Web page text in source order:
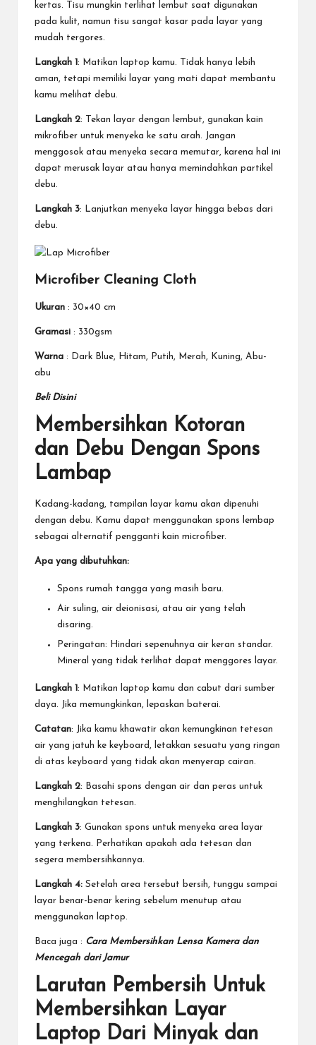
kertas. Tisu mungkin terlihat lembut saat digunakan
pada kulit, namun tisu sangat kasar pada layar yang
mudah tergores.
Langkah 1 : Matikan laptop kamu. Tidak hanya lebih
aman, tetapi memiliki layar yang mati dapat membantu
kamu melihat debu.
Langkah 2: Tekan layar dengan lembut, gunakan kain
mikrofiber untuk menyeka ke satu arah. Jangan
menggosok atau menyeka secara memutar, karena hal ini
dapat merusak layar atau hanya memindahkan partikel
debu.
Langkah 3: Lanjutkan menyeka layar hingga bebas dari
debu.
Microfiber Cleaning Cloth
Ukuran : 30×40 cm
Gramasi : 330gsm
Warna : Dark Blue, Hitam, Putih, Merah, Kuning, Abu-
abu
Beli Disini
Membersihkan Kotoran
dan Debu Dengan Spons
Lambap
Kadang-kadang, tampilan layar kamu akan dipenuhi
dengan debu. Kamu dapat menggunakan spons lembap
sebagai alternatif pengganti kain microfiber.
Apa yang dibutuhkan:
Spons rumah tangga yang masih baru.
Air suling, air deionisasi, atau air yang telah
disaring.
Peringatan: Hindari sepenuhnya air keran standar.
Mineral yang tidak terlihat dapat menggores layar.
Langkah 1 : Matikan laptop kamu dan cabut dari sumber
daya. Jika memungkinkan, lepaskan baterai.
Catatan: Jika kamu khawatir akan kemungkinan tetesan
air yang jatuh ke keyboard, letakkan sesuatu yang ringan
di atas keyboard yang tidak akan menyerap cairan.
Langkah 2: Basahi spons dengan air dan peras untuk
menghilangkan tetesan.
Langkah 3: Gunakan spons untuk menyeka area layar
yang terkena. Perhatikan apakah ada tetesan dan
segera membersihkannya.
Langkah 4: Setelah area tersebut bersih, tunggu sampai
layar benar-benar kering sebelum menutup atau
menggunakan laptop.
Baca juga : Cara Membersihkan Lensa Kamera dan
Mencegah dari Jamur
Larutan Pembersih Untuk
Membersihkan Layar
Laptop Dari Minyak dan